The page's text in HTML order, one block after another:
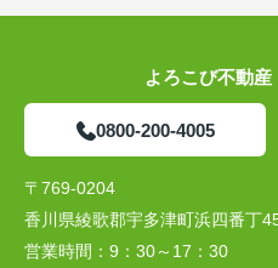
よろこび不動
0800-200-4005
〒769-0204
香川県綾歌郡宇多津町浜四番丁
営業時間： 9：30～17：30